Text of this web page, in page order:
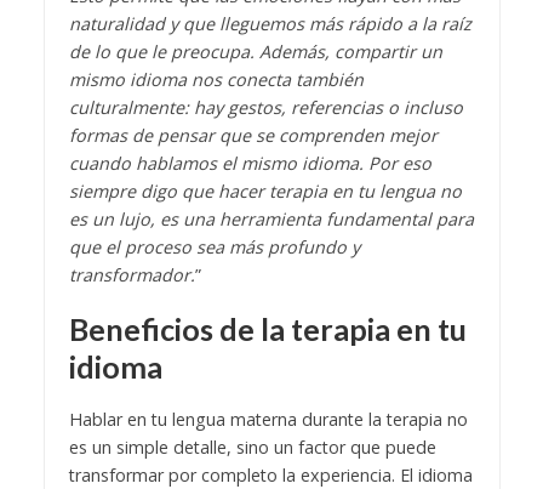
naturalidad y que lleguemos más rápido a la raíz
de lo que le preocupa. Además, compartir un
mismo idioma nos conecta también
culturalmente: hay gestos, referencias o incluso
formas de pensar que se comprenden mejor
cuando hablamos el mismo idioma. Por eso
siempre digo que hacer terapia en tu lengua no
es un lujo, es una herramienta fundamental para
que el proceso sea más profundo y
transformador.”
Beneficios de la terapia en tu
idioma
Hablar en tu lengua materna durante la terapia no
es un simple detalle, sino un factor que puede
transformar por completo la experiencia. El idioma